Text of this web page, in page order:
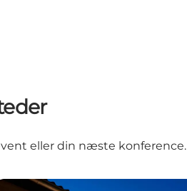
eller din næste konference.
Hotel